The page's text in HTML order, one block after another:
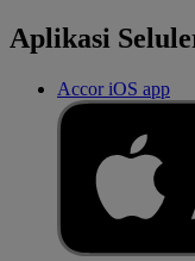
Aplikasi
Accor iOS app